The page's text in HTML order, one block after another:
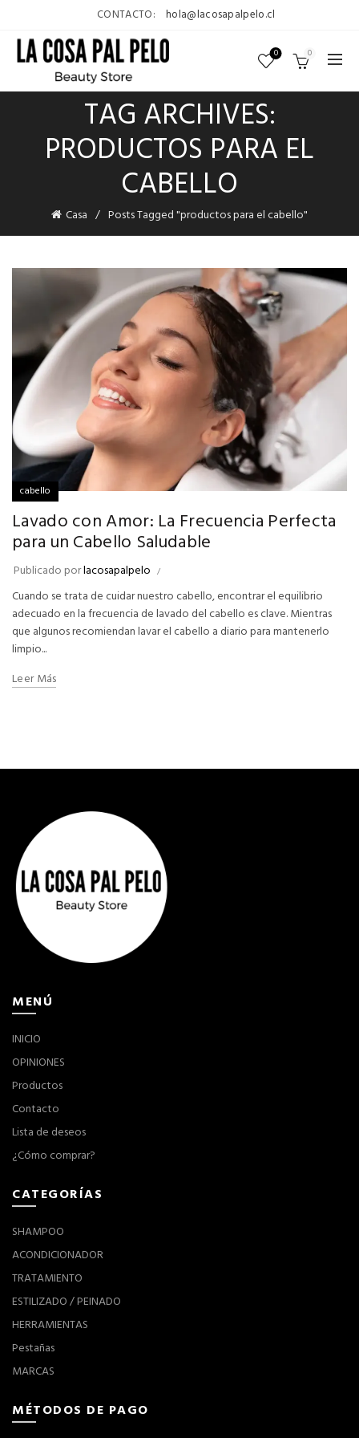
CONTACTO: hola@lacosapalpelo.cl
0 0
TAG ARCHIVES:
PRODUCTOS PARA EL
CABELLO
Casa Posts Tagged "productos para el cabello"
cabello
Lavado con Amor: La Frecuencia Perfecta
para un Cabello Saludable
Publicado porlacosapalpelo
Cuando se trata de cuidar nuestro cabello, encontrar el equilibrio
adecuado en la frecuencia de lavado del cabello es clave. Mientras
que algunos recomiendan lavar el cabello a diario para mantenerlo
limpio...
Leer Más
MENÚ
INICIO
OPINIONES
Productos
Contacto
Lista de deseos
¿Cómo comprar?
CATEGORÍAS
SHAMPOO
ACONDICIONADOR
TRATAMIENTO
ESTILIZADO / PEINADO
HERRAMIENTAS
Pestañas
MARCAS
MÉTODOS DE PAGO